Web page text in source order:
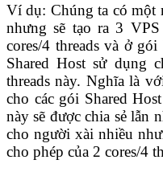
Ví dụ: Chúng ta có một
nhưng sẽ tạo ra 3
cores/4 threads và ở
Shared Host sử dụng
threads này. Nghĩa là
cho các gói Shared
này sẽ được chia sẻ lẫn
cho người xài nhiều
cho phép của 2 cores/4